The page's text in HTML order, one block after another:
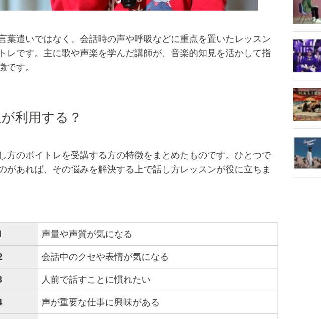
葉遣いではなく、会話時の声や呼吸などに重点を置いたレッスン
レです。主に歌や声楽を学んだ講師が、音楽的知見を活かして指
です。
利用する？
方のボイトレを受講する方の特徴をまとめたものです。ひとつで
があれば、その悩みを解決する上で話し方レッスンが役に立ちま
声量や声質が気になる
会話中のクセや表情が気になる
人前で話すことに慣れたい
声が重要な仕事に興味がある